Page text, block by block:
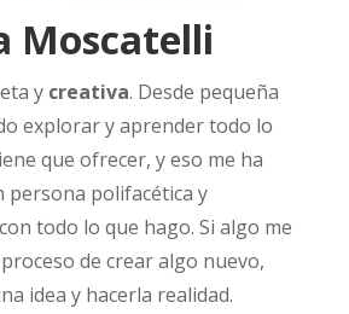
Moscatelli
y creativa. Desde pequeña
explorar y aprender todo lo
que ofrecer, y eso me ha
persona polifacética y
todo lo que hago. Si algo me
de crear algo nuevo,
idea y hacerla realidad.